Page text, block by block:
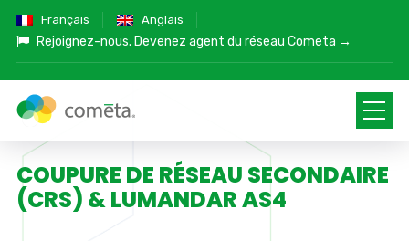
Français Anglais
Rejoignez-nous. Devenez agent du réseau Cometa →
COUPURE DE RÉSEAU SECONDAIRE
(CRS) & LUMANDAR AS4